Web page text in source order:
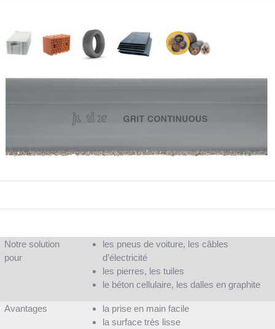
Notre solution
pour
les pneus de voiture, les câbles
d’électricité
les pierres, les tuiles
le béton cellulaire, les dalles en graphite
Avantages
la prise en main facile
la surface très lisse